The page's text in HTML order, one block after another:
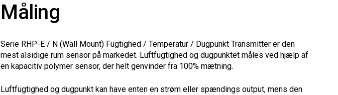
Måling
Serie RHP-E / N (Wall Mount) Fugtighed / Temperatur / Dugpunkt Transmitter er den
mest alsidige rum sensor på markedet. Luftfugtighed og dugpunktet måles ved hjælp af
en kapacitiv polymer sensor, der helt genvinder fra 100% mætning.
Luftfugtighed og dugpunkt kan have enten en strøm eller spændings output, mens den